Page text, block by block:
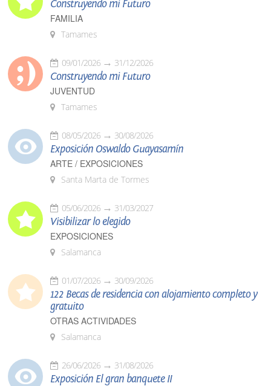
Construyendo mi Futuro
FAMILIA
Tamames
09/01/2026 31/12/2026
Construyendo mi Futuro
JUVENTUD
Tamames
08/05/2026 30/08/2026
Exposición Oswaldo Guayasamín
ARTE / EXPOSICIONES
Santa Marta de Tormes
05/06/2026 31/03/2027
Visibilizar lo elegido
EXPOSICIONES
Salamanca
01/07/2026 30/09/2026
122 Becas de residencia con alojamiento completo y
gratuito
OTRAS ACTIVIDADES
Salamanca
26/06/2026 31/08/2026
Exposición El gran banquete II